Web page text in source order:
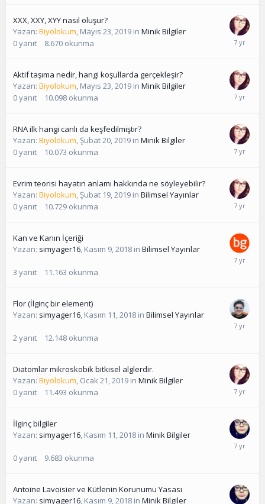
XXX, XXY, XYY nasıl oluşur?
Yazan: Biyolokum, Mayıs 23, 2019 in Minik Bilgiler
0yanıt 8.670 okunma
Aktif taşıma nedir, hangi koşullarda gerçekleşir?
Yazan: Biyolokum, Mayıs 23, 2019 in Minik Bilgiler
0yanıt 10.098 okunma
RNA ilk hangi canlı da keşfedilmiştir?
Yazan: Biyolokum,Şubat 20, 2019 in Minik Bilgiler
0yanıt 10.073 okunma
Evrim teorisi hayatın anlamı hakkında ne söyleyebilir?
Yazan: Biyolokum,Şubat 19, 2019 in Bilimsel Yayınlar
0yanıt 10.729 okunma
Kan ve Kanın İçeriği
Yazan: simyager16, Kasım 9, 2018 in Bilimsel Yayınlar
3 yanıt 11.163 okunma
Flor (İlginç bir element)
Yazan: simyager16, Kasım 11, 2018 in Bilimsel Yayınlar
2yanıt 12.148 okunma
Diatomlar mikroskobik bitkisel alglerdir.
Yazan: Biyolokum, Ocak 21, 2019 in Minik Bilgiler
0yanıt 11.493 okunma
İlginç bilgiler
Yazan: simyager16, Kasım 11, 2018 in Minik Bilgiler
0yanıt 9.683 okunma
Antoine Lavoisier ve Kütlenin Korunumu Yasası
Yazan: simyager16, Kasım 9, 2018 in Minik Bilgiler